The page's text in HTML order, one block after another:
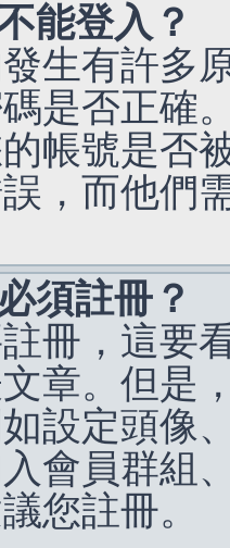
能登入？
生有許多
是否正確
帳號是否
，而他們
須註冊？
冊，這要
章。但是
設定頭像
會員群組
您註冊。